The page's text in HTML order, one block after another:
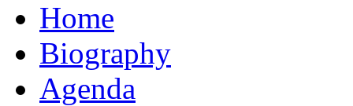
Home
Biography
Agenda